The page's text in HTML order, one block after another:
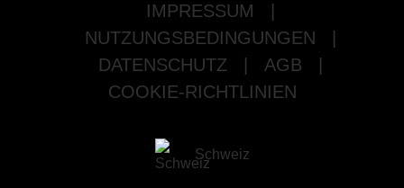
IMPRESSUM
NUTZUNGSBEDINGUNGEN
DATENSCHUTZ
AGB
COOKIE-RICHTLINIEN
Schweiz